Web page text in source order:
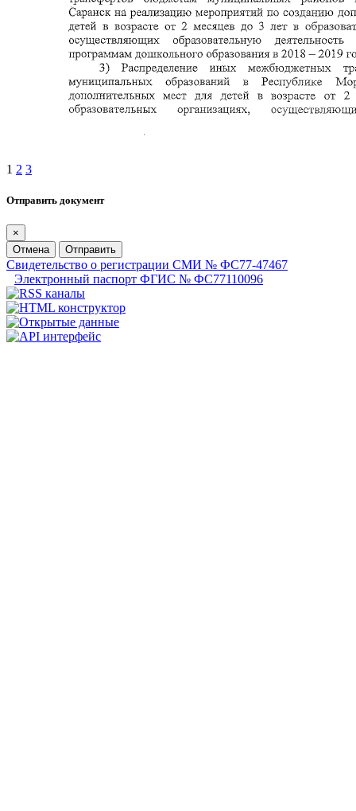
1 2 3
Отправить документ
×
Отмена
Отправить
Свидетельство о регистрации СМИ № ФС77-47467
Электронный паспорт ФГИС № ФС77110096